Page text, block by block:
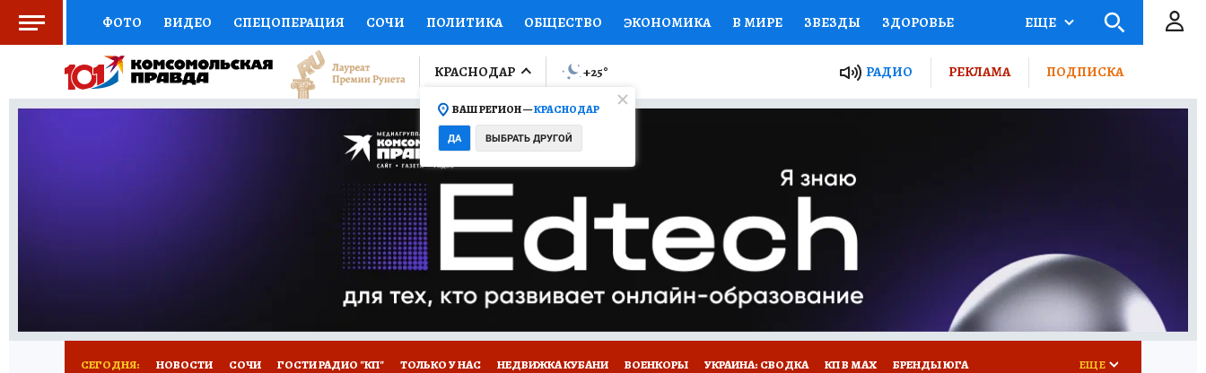
ФОТО ВИДЕО СПЕЦОПЕРАЦИЯ СОЧИ ПОЛИТИКА ОБЩЕСТВО ЭКОНОМИКА В МИРЕ ЗВЕЗДЫ ЗДОРОВЬЕ
СОЦПОДДЕРЖКА НАУКА СПОРТ КОЛУМНИСТЫ ПРОИСШЕСТВИЯ НАЦИОНАЛЬНЫЕ ПРОЕКТЫ РОССИИ
ВЫБОР ЭКСПЕРТОВ ДОКТОР ФИНАНСЫ ОТКРЫВАЕМ МИР Я ЗНАЮ СЕМЬЯ ЖЕНСКИЕ СЕКРЕТЫ ПУТЕВОДИТЕЛЬ
ПРОГНОЗЫ НА СПОРТ ПРОМОКОДЫ СЕРИАЛЫ
ТЕЛЕВИЗОР КОЛЛЕКЦИИ КОНКУРСЫ ГИД ПОТРЕБИТЕЛЯ
НОВОЕ НА САЙТЕ
ЕЩЕ
КРАСНОДАР
ВАШ РЕГИОН —КРАСНОДАР
ДА ВЫБРАТЬ ДРУГОЙ
+25° РАДИО РЕКЛАМА ПОДПИСКА
СЕГОДНЯ: НОВОСТИ СОЧИ ГОСТИ РАДИО "КП" ТОЛЬКО У НАС НЕДВИЖКА КУБАНИ ВОЕНКОРЫ УКРАИНА: СВОДКА КП В МАХ БРЕНДЫ ЮГА ЕЩЕ